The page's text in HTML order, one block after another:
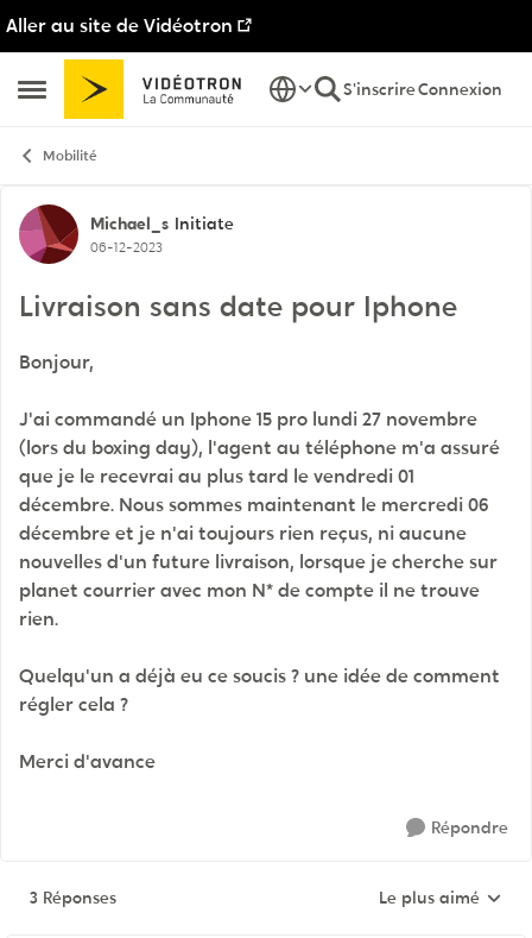
Aller au site de Vidéotron
Ouvrir Menu Latéral
Passer au contenu
S'inscrireConnexion
Mobilité
Discussion de forum
Michael_s Initiate
06-12-2023
Livraison sans date pour Iphone
Bonjour,
J'ai commandé un Iphone 15 pro lundi 27 novembre
(lors du boxing day), l'agent au téléphone m'a assuré
que je le recevrai au plus tard le vendredi 01
décembre. Nous sommes maintenant le mercredi 06
décembre et je n'ai toujours rien reçus, ni aucune
nouvelles d'un future livraison, lorsque je cherche sur
planet courrier avec mon N* de compte il ne trouve
rien.
Quelqu'un a déjà eu ce soucis ? une idée de comment
régler cela ?
Merci d'avance
Répondre
3 Réponses Réponses triées
Le plus aimé